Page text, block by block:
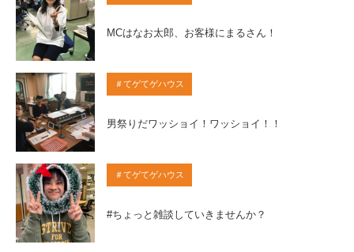
MCはなお太郎、お客様にまるさん！
＃てゲてゲハウス
男祭りだワッショイ！ワッショイ！！
＃てゲてゲハウス
#ちょっと雑談していきませんか？